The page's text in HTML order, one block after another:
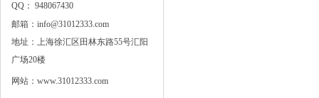
QQ： 948067430
邮箱：info@31012333.com
地址：上海徐汇区田林东路55号汇阳
广场20楼
网站：www.31012333.com